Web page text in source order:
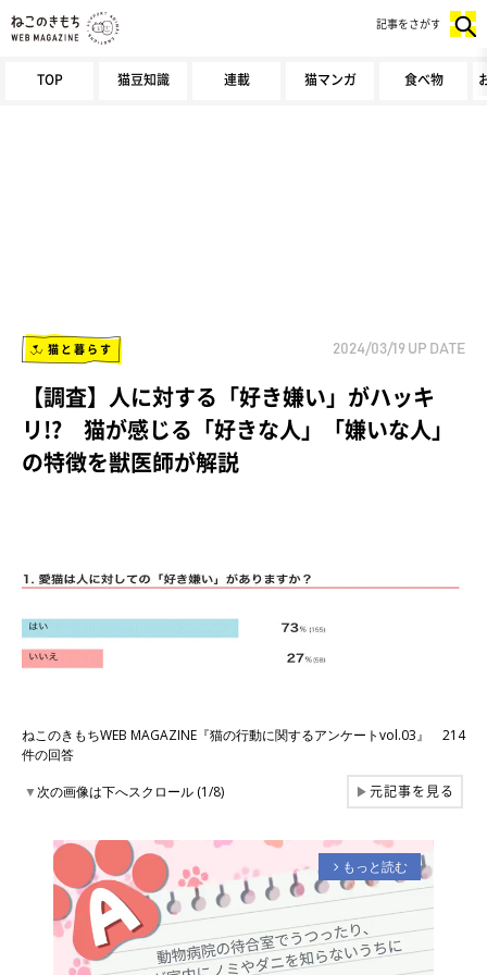
TOP 猫豆知識 連載 猫マンガ 食べ物
記事をさがす
猫と暮らす 2024/03/19 UP DATE
【調査】人に対する「好き嫌い」がハッキ
リ!? 猫が感じる「好きな人」「嫌いな人」
の特徴を獣医師が解説
ねこのきもちWEB MAGAZINE『猫の行動に関するアンケートvol.03』 214
件の回答
▼次の画像は下へスクロール (1/8) ▶元記事を見る
arrow_forward_ios もっと読む